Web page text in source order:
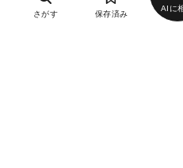
さがす 保存済み
AIに